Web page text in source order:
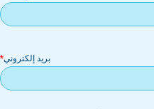
بريد إلكتروني